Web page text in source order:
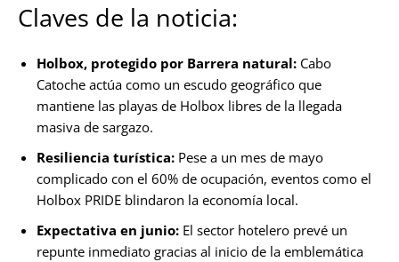
Claves de la noticia:
Holbox, protegido por Barrera natural: Cabo
Catoche actúa como un escudo geográfico que
mantiene las playas de Holbox libres de la llegada
masiva de sargazo.
Resiliencia turística: Pese a un mes de mayo
complicado con el 60% de ocupación, eventos como el
Holbox PRIDE blindaron la economía local.
Expectativa en junio: El sector hotelero prevé un
repunte inmediato gracias al inicio de la emblemática